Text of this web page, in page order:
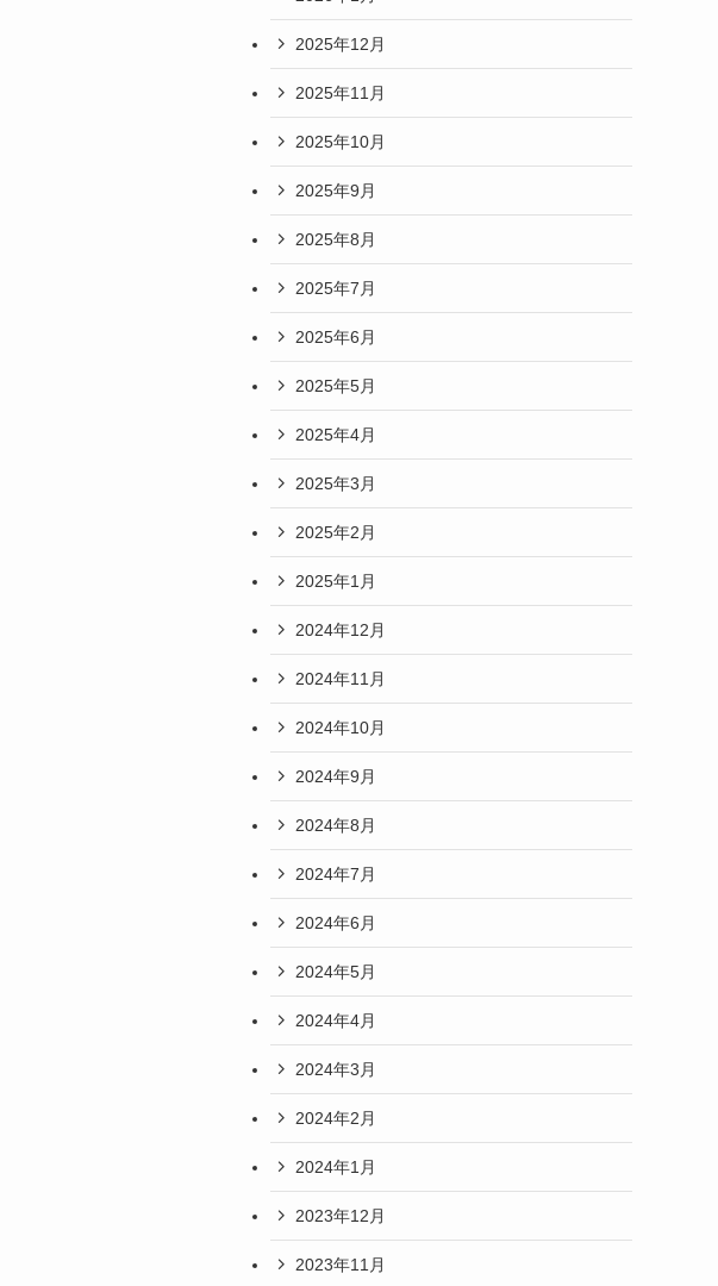
2025年12月
2025年11月
2025年10月
2025年9月
2025年8月
2025年7月
2025年6月
2025年5月
2025年4月
2025年3月
2025年2月
2025年1月
2024年12月
2024年11月
2024年10月
2024年9月
2024年8月
2024年7月
2024年6月
2024年5月
2024年4月
2024年3月
2024年2月
2024年1月
2023年12月
2023年11月